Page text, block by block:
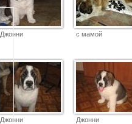
Джонни с мамой
Джонни Джонни